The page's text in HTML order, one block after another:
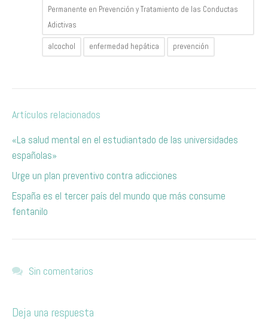
Permanente en Prevención y Tratamiento de las Conductas
Adictivas
alcochol enfermedad hepática prevención
Artículos relacionados
«La salud mental en el estudiantado de las universidades
españolas»
Urge un plan preventivo contra adicciones
España es el tercer país del mundo que más consume
fentanilo
Sin comentarios
Deja una respuesta